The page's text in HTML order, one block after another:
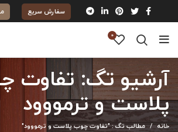
سفارش سریع
0
آرشیو تگ: تفاوت
پلاست و ترمووود
خانه مطالب تگ : "تفاوت چوب پلاست و ترمووود"